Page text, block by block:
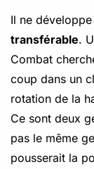
Il ne
transférable.
Combat
coup dans un
rotation de la
Ce sont deux
pas le même
pousserait la